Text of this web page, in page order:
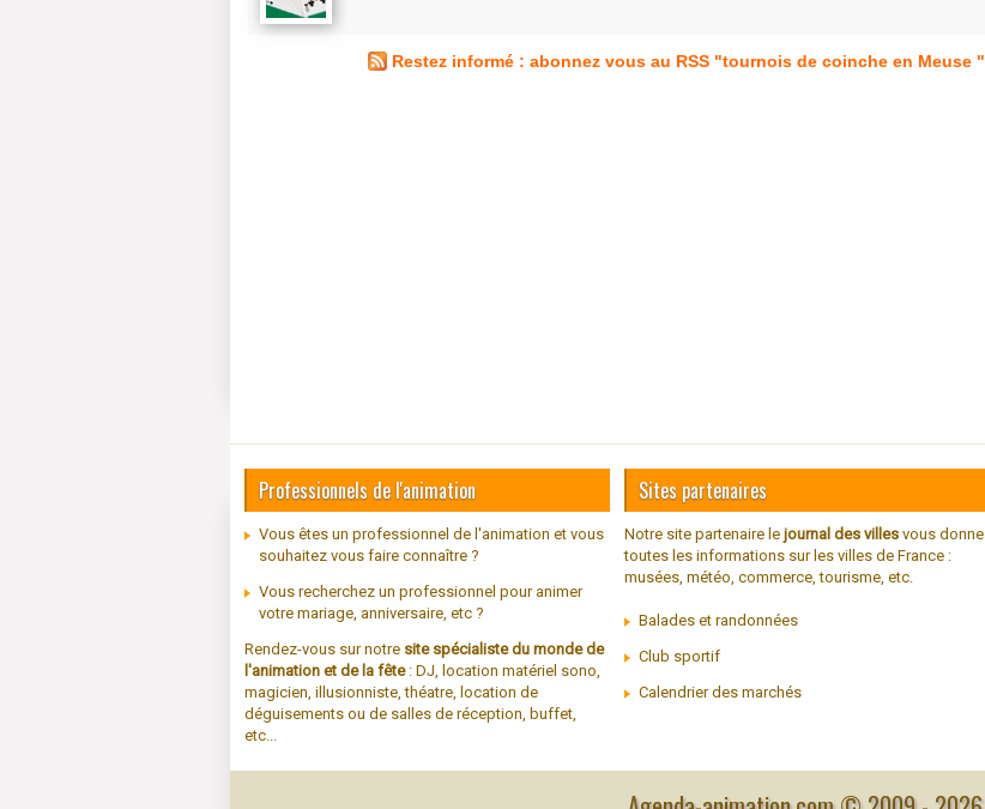
Restez informé : abonnez vous au RSS "tournois de coinche en Meuse "
Professionnels de l'animation
Vous êtes un professionnel de l'animation et vous
souhaitez vous faire connaître ?
Vous recherchez un professionnel pour animer
votre mariage, anniversaire, etc ?
Rendez-vous sur notre site spécialiste du monde de
l'animation et de la fête: DJ, location matériel sono,
magicien, illusionniste, théatre, location de
déguisements ou de salles de réception, buffet,
etc...
Sites partenaires
Notre site partenaire le journal des villes vous donne
toutes les informations sur les villes de France :
musées, météo, commerce, tourisme, etc.
Balades et randonnées
Club sportif
Calendrier des marchés